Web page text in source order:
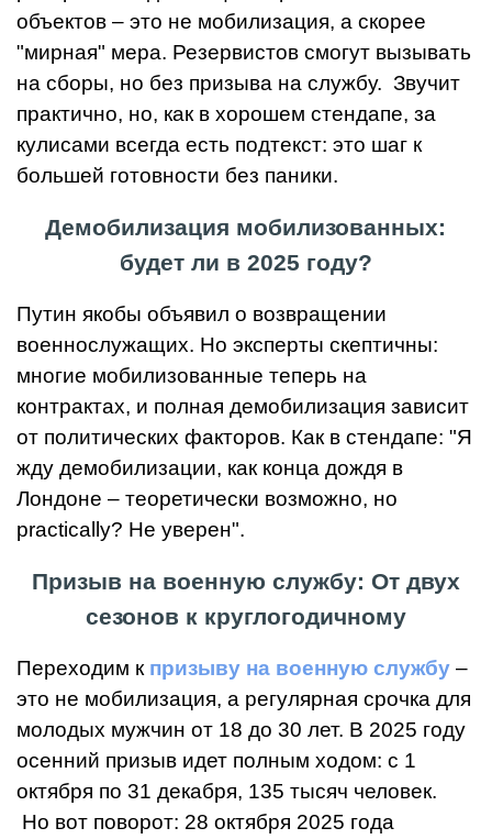
объектов – это не мобилизация, а скорее
"мирная" мера. Резервистов смогут вызывать
на сборы, но без призыва на службу. Звучит
практично, но, как в хорошем стендапе, за
кулисами всегда есть подтекст: это шаг к
большей готовности без паники.
Демобилизация мобилизованных:
будет ли в 2025 году?
Путин якобы объявил о возвращении
военнослужащих. Но эксперты скептичны:
многие мобилизованные теперь на
контрактах, и полная демобилизация зависит
от политических факторов. Как в стендапе: "Я
жду демобилизации, как конца дождя в
Лондоне – теоретически возможно, но
practically? Не уверен".
Призыв на военную службу: От двух
сезонов к круглогодичному
Переходим к призыву на военную службу –
это не мобилизация, а регулярная срочка для
молодых мужчин от 18 до 30 лет. В 2025 году
осенний призыв идет полным ходом: с 1
октября по 31 декабря, 135 тысяч человек.
Но вот поворот: 28 октября 2025 года